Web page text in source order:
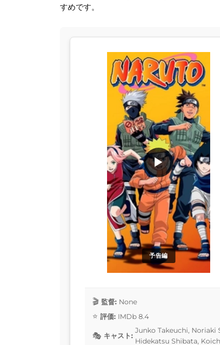
すめです。
予告編
▶
監督: None
評価: IMDb 8.4
キャスト:
Junko Takeuchi, Noriaki
Hidekatsu Shibata,